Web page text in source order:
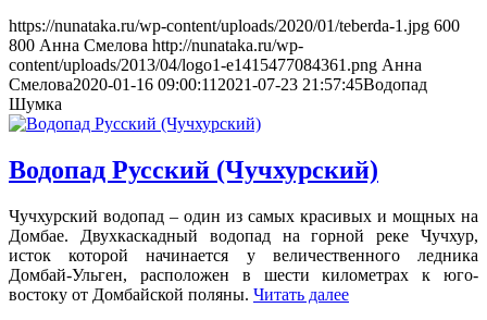
https://nunataka.ru/wp-content/uploads/2020/01/teberda-1.jpg 600
800 Анна Смелова http://nunataka.ru/wp-
content/uploads/2013/04/logo1-e1415477084361.png Анна
Смелова2020-01-16 09:00:11 2021-07-23 21:57:45Водопад
Шумка
Водопад Русский (Чучхурский)
Чучхурский водопад – один из самых красивых и мощных на
Домбае. Двухкаскадный водопад на горной реке Чучхур,
исток которой начинается у величественного ледника
Домбай-Ульген, расположен в шести километрах к юго-
востоку от Домбайской поляны. Читать далее